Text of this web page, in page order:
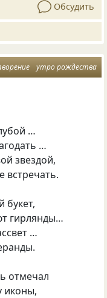
Обсудить
утро рождества
…
…
звездой,
встречать.
букет,
гирлянды…
…
отмечал
иконы,